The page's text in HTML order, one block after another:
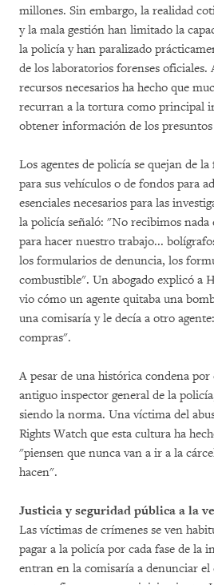
millones. Sin embargo, la realidad
y la mala gestión han limitado la
la policía y han paralizado
de los laboratorios forenses oficiales.
recursos necesarios ha hecho que
recurran a la tortura como principal
obtener información de los
Los agentes de policía se quejan de
para sus vehículos o de fondos para
esenciales necesarios para las
la policía señaló: "No recibimos nada
para hacer nuestro trabajo...
los formularios de denuncia, los
combustible". Un abogado explicó a
vio cómo un agente quitaba una
una comisaría y le decía a otro
compras".
A pesar de una histórica condena
antiguo inspector general de la
siendo la norma. Una víctima del
Rights Watch que esta cultura ha
"piensen que nunca van a ir a la
hacen".
Justicia y seguridad pública a la
Las víctimas de crímenes se ven
pagar a la policía por cada fase de la
entran en la comisaría a denunciar el